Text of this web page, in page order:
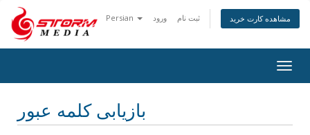
Persian ورود ثبت نام مشاهده کارت خرید
بازیابی کلمه عبور